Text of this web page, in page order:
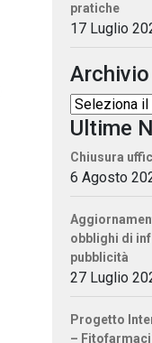
pratiche
17 Luglio
Ultime
Chiusura
6 Agosto
obblighi di
pubblicità
27 Luglio
Progetto
–